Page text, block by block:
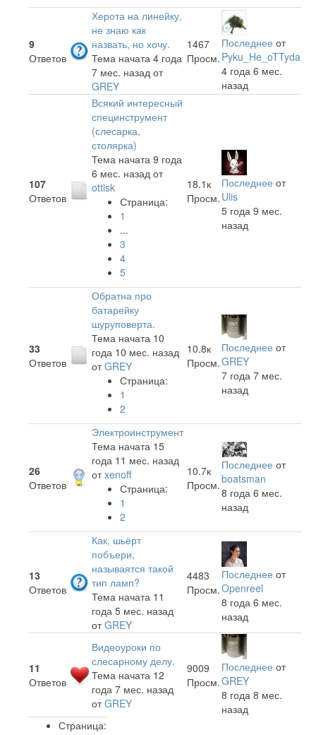
9
Ответов
Херота на линейку,
не знаю как
назвать, но хочу.
Тема начата 4 года
7 мес. назад от
GREY
1467
Просм.
Последнее от
Pyku_He_oTTyda
4 года 6 мес.
назад
107
Ответов
Всякий интересный
специнструмент
(слесарка,
столярка)
Тема начата 9 года
6 мес. назад от
ottisk
Страница:
1
...
3
4
5
18.1к
Просм.
Последнее от
Ulis
5 года 9 мес.
назад
33
Ответов
Обратна про
батарейку
шуруповерта.
Тема начата 10
года 10 мес. назад
отGREY
Страница:
1
2
10.8к
Просм.
Последнее от
GREY
7 года 7 мес.
назад
26
Ответов
Электроинструмент
Тема начата 15
года 11 мес. назад
отxenoff
Страница:
1
2
10.7к
Просм.
Последнее от
boatsman
8 года 6 мес.
назад
13
Ответов
Как, шьёрт
побъери,
называятся такой
тип ламп?
Тема начата 11
года 5 мес. назад
отGREY
4483
Просм.
Последнее от
Openreel
8 года 6 мес.
назад
11
Ответов
Видеоуроки по
слесарному делу.
Тема начата 12
года 7 мес. назад
отGREY
9009
Просм.
Последнее от
GREY
8 года 8 мес.
назад
Страница: